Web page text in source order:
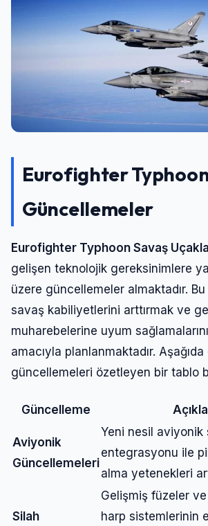
Eurofighter
Güncellemeler
Eurofighter Typhoon Savaş
gelişen teknolojik gereksinimlere
üzere güncellemeler almaktadır.
savaş kabiliyetlerini arttırmak ve
muharebelerine uyum
amacıyla planlanmaktadır.
güncellemeleri özetleyen bir tablo
Güncelleme
Aviyonik
Güncellemeleri
Yeni nesil aviyonik
entegrasyonu ile
alma yetenekleri
Silah
Gelişmiş füzeler
harp sistemlerinin